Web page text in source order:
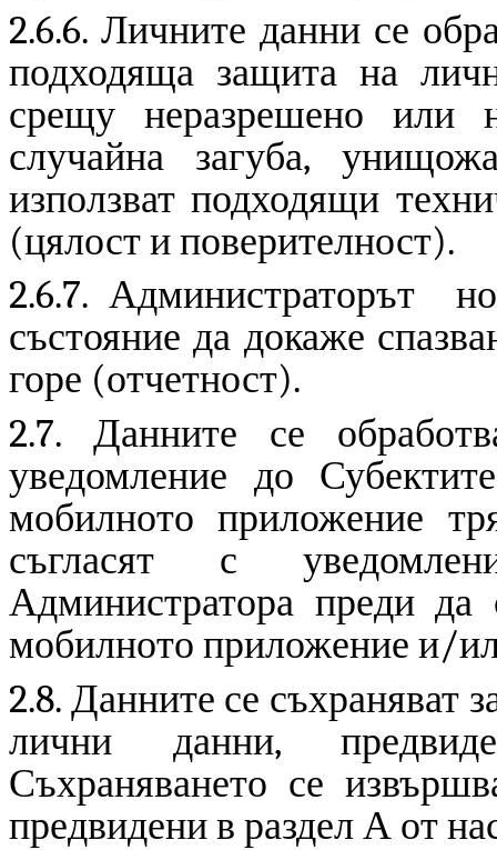
2.6.6. Личните данни се
подходяща защита на
срещу неразрешено или
случайна загуба,
използват подходящи
(цялост и поверителност).
2.6.7. Администраторът
състояние да докаже
горе (отчетност).
2.7. Данните се
уведомление до
мобилното приложение
съгласят с
Администратора преди да
мобилното приложение и/
2.8. Данните се съхраняват
лични данни,
Съхраняването се
предвидени в раздел А от